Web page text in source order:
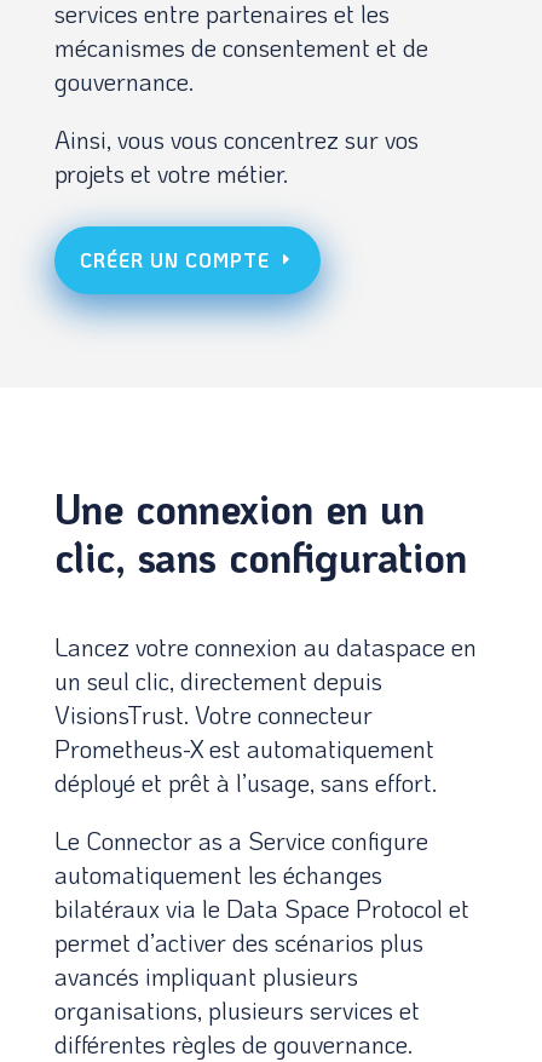
services entre partenaires et les
mécanismes de consentement et de
gouvernance.
Ainsi, vous vous concentrez sur vos
projets et votre métier.
CRÉER UN COMPTE
Une connexion en un
clic, sans configuration
Lancez votre connexion au dataspace en
un seul clic, directement depuis
VisionsTrust. Votre connecteur
Prometheus-X est automatiquement
déployé et prêt à l’usage, sans effort.
Le Connector as a Service configure
automatiquement les échanges
bilatéraux via le Data Space Protocol et
permet d’activer des scénarios plus
avancés impliquant plusieurs
organisations, plusieurs services et
différentes règles de gouvernance.